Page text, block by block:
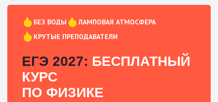
БЕЗ ВОДЫ
ЛАМПОВАЯ АТМОСФЕРА
КРУТЫЕ ПРЕПОДАВАТЕЛИ
ЕГЭ 2027: БЕСПЛАТНЫЙ
КУРС
ПО ФИЗИКЕ